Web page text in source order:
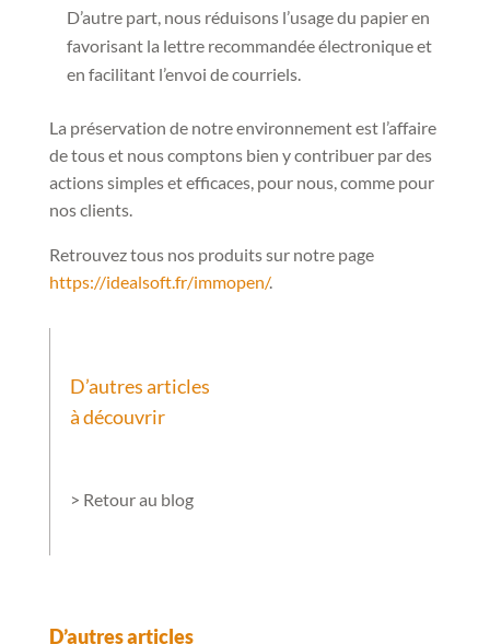
D’autre part, nous réduisons l’usage du papier en
favorisant la lettre recommandée électronique et
en facilitant l’envoi de courriels.
La préservation de notre environnement est l’affaire
de tous et nous comptons bien y contribuer par des
actions simples et efficaces, pour nous, comme pour
nos clients.
Retrouvez tous nos produits sur notre page
https://idealsoft.fr/immopen/.
D’autres articles
à découvrir
> Retour au blog
D’autres articles